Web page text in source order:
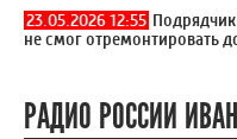
23.05.2026 12:55 Подрядчик
не смог отремонтировать
РАДИО РОССИИ